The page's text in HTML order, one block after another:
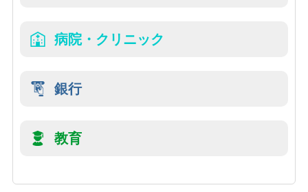
病院・クリニック
銀行
教育